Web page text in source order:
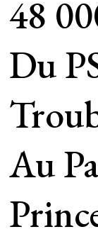
48
Du
Au